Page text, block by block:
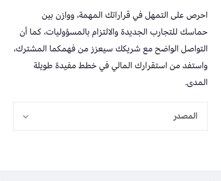
احرص على التمهل في قراراتك المهمة، ووازن بين
حماسك للتجارب الجديدة والالتزام بالمسؤوليات، كما أن
التواصل الواضح مع شريكك سيعزز من فهمكما المشترك،
واستفد من استقرارك المالي في خطط مفيدة طويلة
المدى.
المصدر